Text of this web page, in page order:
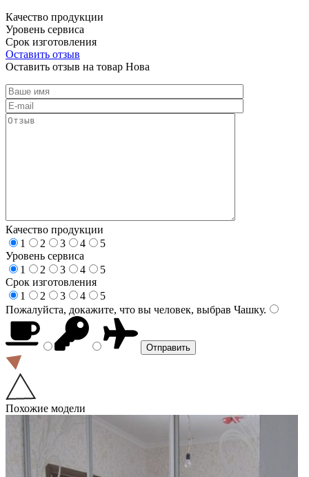
Качество продукции
Уровень сервиса
Срок изготовления
Оставить отзыв
Оставить отзыв на товар Нова
Качество продукции
1
2 3 4
5
Уровень сервиса
1
2 3 4
5
Срок изготовления
1
2 3 4
5
Пожалуйста, докажите, что вы человек, выбрав Чашку.
Похожие модели